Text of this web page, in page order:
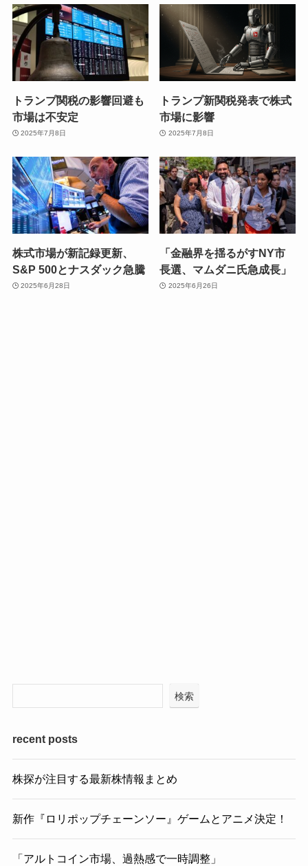
トランプ関税の影響回避も
市場は不安定
2025年7月8日
トランプ新関税発表で株式
市場に影響
2025年7月8日
株式市場が新記録更新、
S&P 500とナスダック急騰
2025年6月28日
「金融界を揺るがすNY市
長選、マムダニ氏急成長」
2025年6月26日
検索
recent posts
株探が注目する最新株情報まとめ
新作『ロリポップチェーンソー』ゲームとアニメ決定！
「アルトコイン市場、過熱感で一時調整」